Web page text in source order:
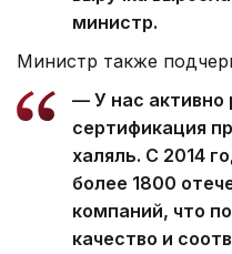
министр.
Министр также
— У нас активно
сертификация
халяль. С 2014
более 1800
компаний, что
качество и